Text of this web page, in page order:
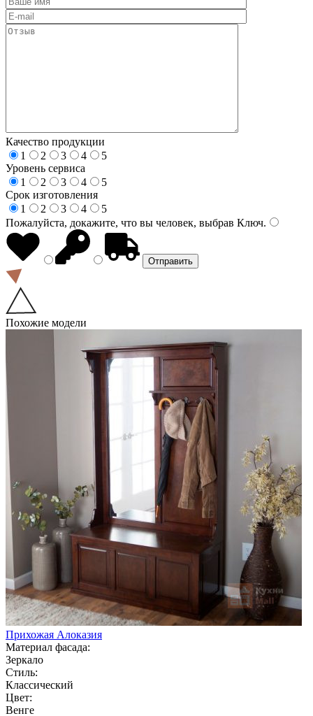
Качество продукции
1
2 3 4
5
Уровень сервиса
1
2 3 4
5
Срок изготовления
1
2 3 4
5
Пожалуйста, докажите, что вы человек, выбрав Ключ.
Похожие модели
Прихожая Алоказия
Материал фасада:
Зеркало
Стиль:
Классический
Цвет:
Венге